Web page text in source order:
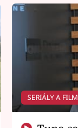
SERIÁLY A